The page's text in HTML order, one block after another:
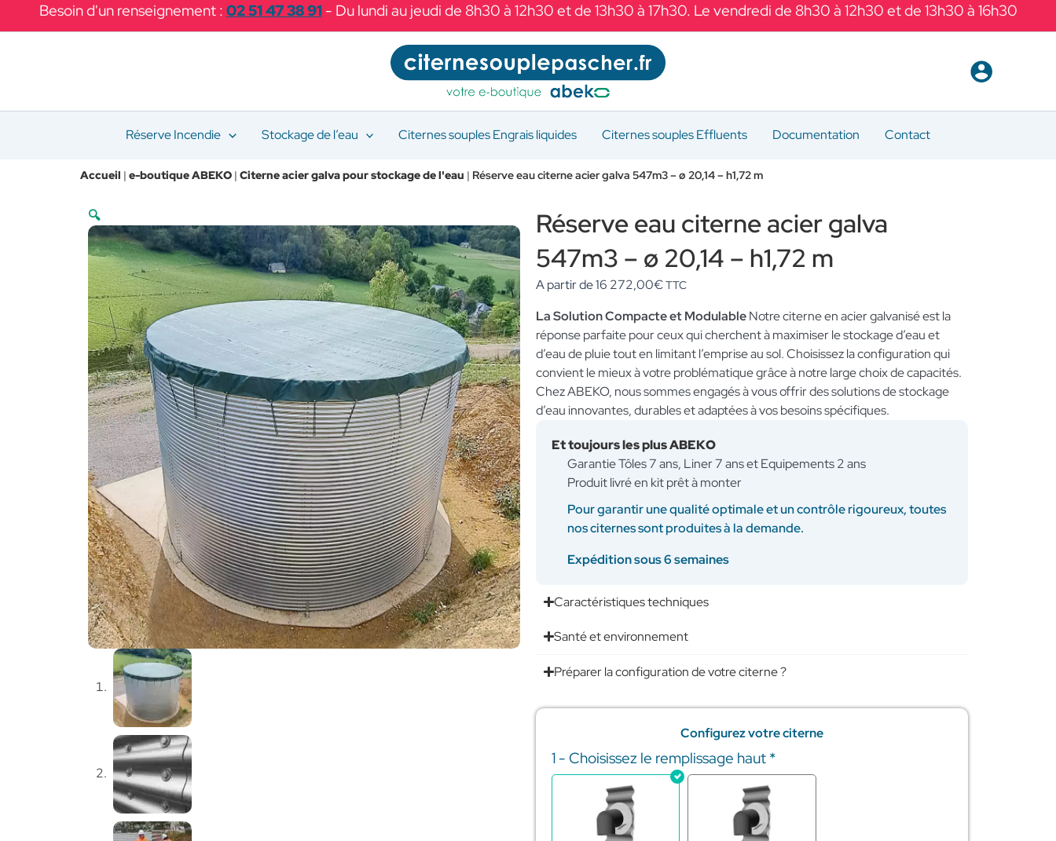
Besoin d'un renseignement : 02 51 47 38 91- Du lundi au jeudi de 8h30 à 12h30 et de 13h30 à 17h30. Le vendredi de 8h30 à 12h30 et de 13h30 à 16h30
Réserve Incendie Stockage de l’eau Citernes souples Engrais liquides Citernes souples Effluents Documentation Contact
Accueil | e-boutique ABEKO | Citerne acier galva pour stockage de l'eau | Réserve eau citerne acier galva 547m3 – ø 20,14 – h1,72 m
🔍
Réserve eau citerne acier galva
547m3 – ø 20,14 – h1,72 m
A partir de16 272,00€TTC
La Solution Compacte et ModulableNotre citerne en acier galvanisé est la
réponse parfaite pour ceux qui cherchent à maximiser le stockage d’eau et
d’eau de pluie tout en limitant l’emprise au sol. Choisissez la configuration qui
convient le mieux à votre problématique grâce à notre large choix de capacités.
Chez ABEKO, nous sommes engagés à vous offrir des solutions de stockage
d’eau innovantes, durables et adaptées à vos besoins spécifiques.
Et toujours les plus ABEKO
Garantie Tôles 7 ans, Liner 7 ans et Equipements 2 ans
Produit livré en kit prêt à monter
Pour garantir une qualité optimale et un contrôle rigoureux, toutes
nos citernes sont produites à la demande.
Expédition sous 6 semaines
Caractéristiques techniques
Santé et environnement
Préparer la configuration de votre citerne ?
Configurez votre citerne
1 - Choisissez le remplissage haut*
quantité
de